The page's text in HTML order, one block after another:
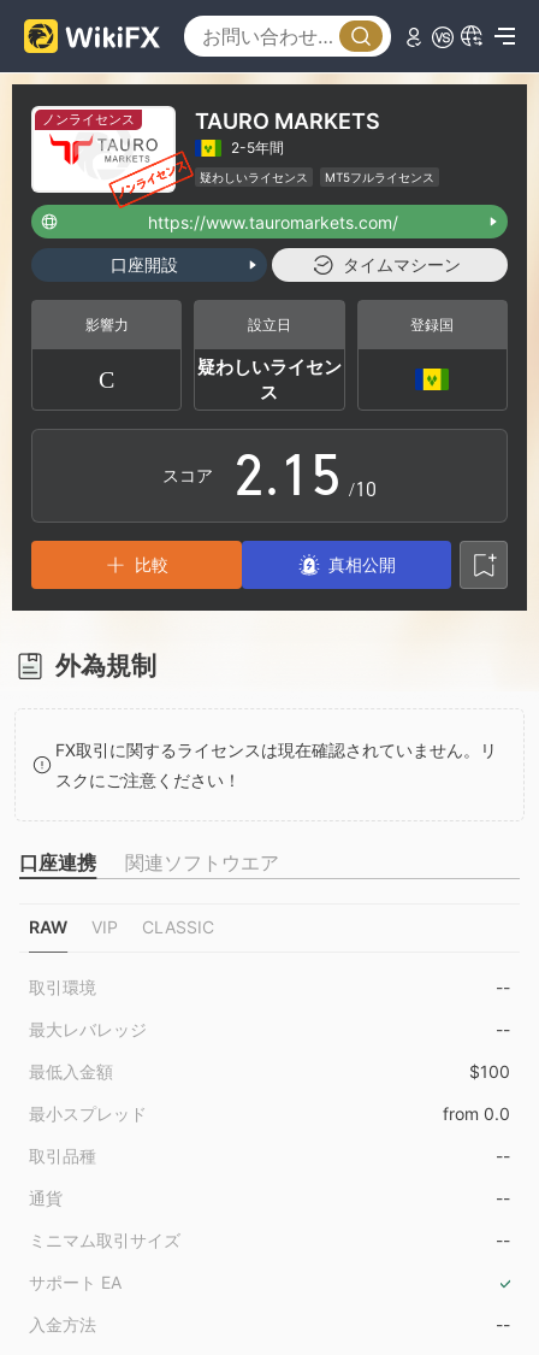
ノンライセンス TAURO MARKETS
2-5年間
疑わしいライセンス
MT5フルライセンス
リージョナルブローカー
ハイリスクレベル
https://www.tauromarkets.com/
口座開設 タイムマシーン
影響力
C
設立日
疑わしいライセン
ス
登録国
スコア
0
1
2
3
4
6
7
8
.
0
1
2
3
5
6
7
0
1
2
3
4
5
6
7
9
/10
比較 真相公開
外為規制
FX取引に関するライセンスは現在確認されていません。リ
スクにご注意ください！
口座連携 関連ソフトウエア
RAW VIP CLASSIC
取引環境 --
最大レバレッジ --
最低入金額 $100
最小スプレッド from 0.0
取引品種 --
通貨 --
ミニマム取引サイズ --
サポート EA
入金方法 --